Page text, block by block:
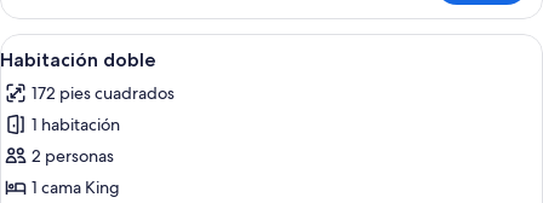
individual
Confort
Abrir
todas
las
fotos
de
Habitación
Una habitación de hotel con una
4
Habitación doble
172 pies cuadrados
1 habitación
2 personas
1 cama King